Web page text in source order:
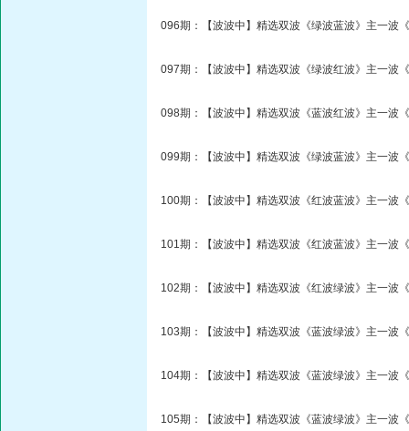
096期：【波波中】精选双波《绿波蓝波》主一波
097期：【波波中】精选双波《绿波红波》主一波
098期：【波波中】精选双波《蓝波红波》主一波
099期：【波波中】精选双波《绿波蓝波》主一波
100期：【波波中】精选双波《红波蓝波》主一波
101期：【波波中】精选双波《红波蓝波》主一波
102期：【波波中】精选双波《红波绿波》主一波
103期：【波波中】精选双波《蓝波绿波》主一波
104期：【波波中】精选双波《蓝波绿波》主一波
105期：【波波中】精选双波《蓝波绿波》主一波